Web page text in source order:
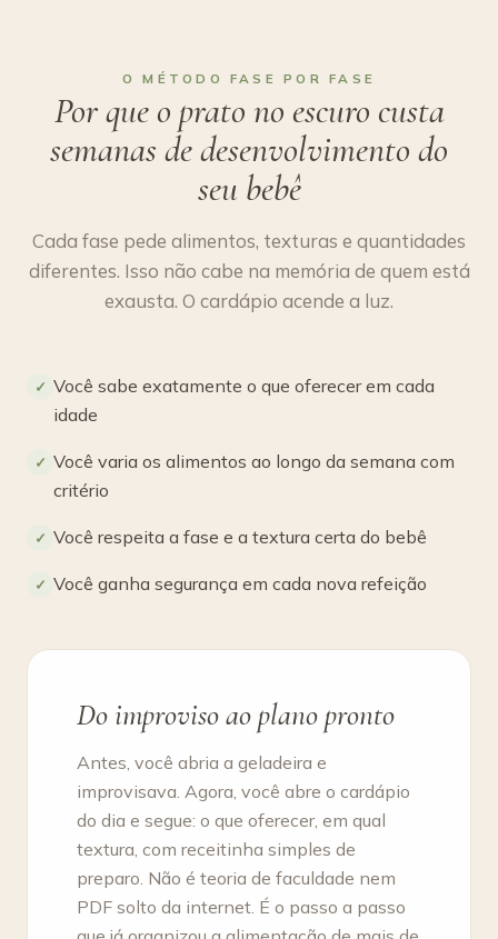
O MÉTODO FASE POR FASE
Por que o prato no escuro custa
semanas de desenvolvimento do
seu bebê
Cada fase pede alimentos, texturas e quantidades
diferentes. Isso não cabe na memória de quem está
exausta. O cardápio acende a luz.
✓ Você sabe exatamente o que oferecer em cada
idade
✓ Você varia os alimentos ao longo da semana com
critério
✓ Você respeita a fase e a textura certa do bebê
✓ Você ganha segurança em cada nova refeição
Do improviso ao plano pronto
Antes, você abria a geladeira e
improvisava. Agora, você abre o cardápio
do dia e segue: o que oferecer, em qual
textura, com receitinha simples de
preparo. Não é teoria de faculdade nem
PDF solto da internet. É o passo a passo